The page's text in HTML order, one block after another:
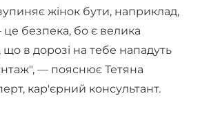
жінок бути, наприклад,
безпека, бо є велика
що в дорозі на тебе нападуть
— пояснює Тетяна
кар'єрний консультант.